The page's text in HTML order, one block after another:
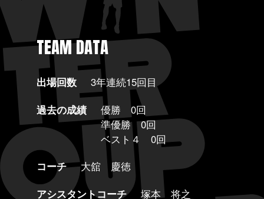
TEAM DATA
出場回数
3年連続15回目
過去の成績
優勝 0回
準優勝 0回
ベスト４ 0回
コーチ
大舘 慶徳
アシスタントコーチ
塚本 将之